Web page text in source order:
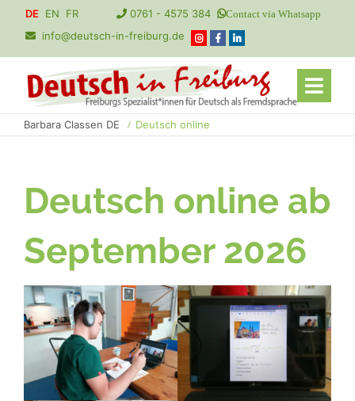
DE EN FR 0761 - 4575 384 Navigation
Contact via Whatsapp
info@deutsch-in-freiburg.de
Barbara Classen DE Deutsch online
Deutsch online ab
September 2026